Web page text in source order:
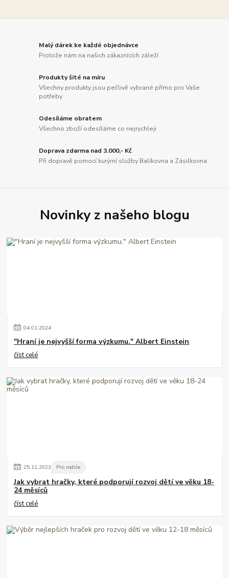
Malý dárek ke každé objednávce
Protože nám na našich zákaznících záleží
Produkty šité na míru
Všechny produkty jsou pečlivě vybrané přímo pro Vaše
potřeby
Odesíláme obratem
Všechno zboží odesíláme co nejrychleji
Doprava zdarma nad 3.000,- Kč
Při dopravě pomocí kurýrní služby Balíkovna a Zásilkovna
Novinky z našeho blogu
04.01.2024
"Hraní je nejvyšší forma výzkumu." Albert Einstein
číst celé
25.11.2023 Pro rodiče
Jak vybrat hračky, které podporují rozvoj dětí ve věku 18-
24 měsíců
číst celé